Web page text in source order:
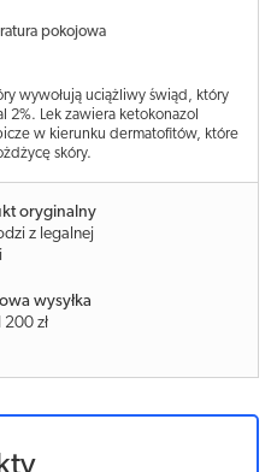
pokojowa
wywołują uciążliwy świąd, który
2%. Lek zawiera ketokonazol
w kierunku dermatofitów, które
skóry.
oryginalny
z legalnej
wysyłka
200 zł